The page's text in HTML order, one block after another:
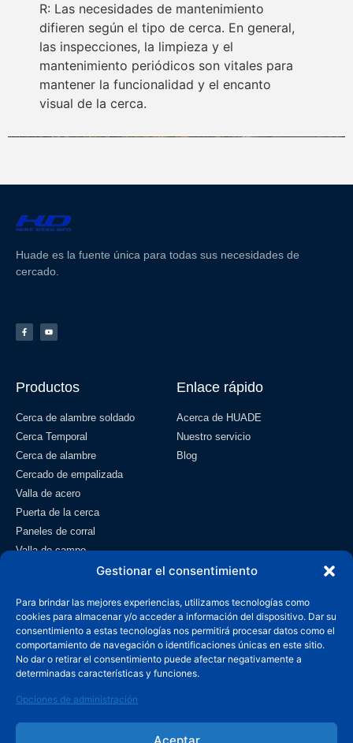
Gestionar el consentimiento
Para brindar las mejores experiencias, utilizamos tecnologías como
cookies para almacenar y/o acceder a información del dispositivo. Dar su
consentimiento a estas tecnologías nos permitirá procesar datos como el
comportamiento de navegación o identificaciones únicas en este sitio.
No dar o retirar el consentimiento puede afectar negativamente a
determinadas características y funciones.
Opciones de administración
Aceptar
R: Las necesidades de mantenimiento
difieren según el tipo de cerca. En general,
las inspecciones, la limpieza y el
mantenimiento periódicos son vitales para
mantener la funcionalidad y el encanto
visual de la cerca.
Huade es la fuente única para todas sus necesidades de
cercado.
Productos
Cerca de alambre soldado
Cerca Temporal
Cerca de alambre
Cercado de empalizada
Valla de acero
Puerta de la cerca
Paneles de corral
Valla de campo
Enlace rápido
Acerca de HUADE
Nuestro servicio
Blog
Contacto
info@wiremeshmfg.com
+86-180-3192-9999